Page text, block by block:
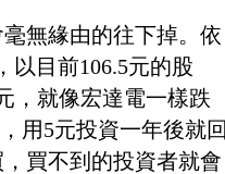
無緣由的往下掉。依
以目前106.5元的股
，就像宏達電一樣跌
用5元投資一年後就
買不到的投資者就會